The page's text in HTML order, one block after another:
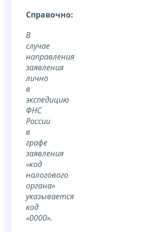
Cправочно:
В
случае
направления
заявления
лично
в
экспедицию
ФНС
России
в
графе
заявления
«код
налогового
органа»
указывается
код
«0000».